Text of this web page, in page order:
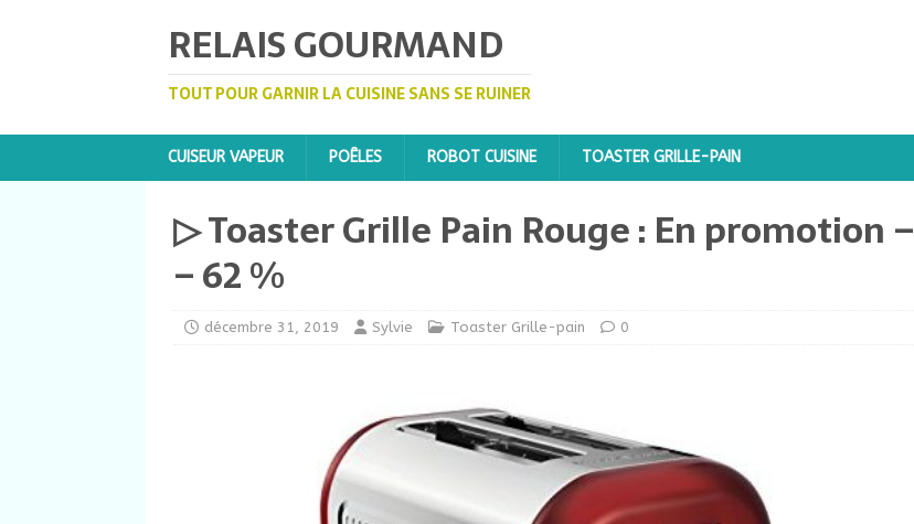
RELAIS GOURMAND
TOUT POUR GARNIR LA CUISINE SANS SE RUINER
CUISEUR VAPEUR POÊLES ROBOT CUISINE TOASTER GRILLE-PAIN
▷ Toaster Grille Pain Rouge : En promotion –
– 62 %
décembre 31, 2019 Sylvie Toaster Grille-pain 0